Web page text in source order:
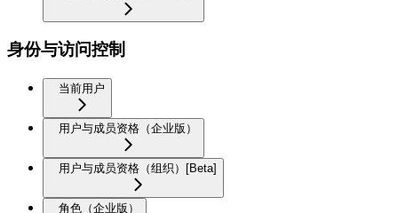
身份与访问控制
当前用户
用户与成员资格（企业版）
用户与成员资格（组织）[Beta]
角色（企业版）